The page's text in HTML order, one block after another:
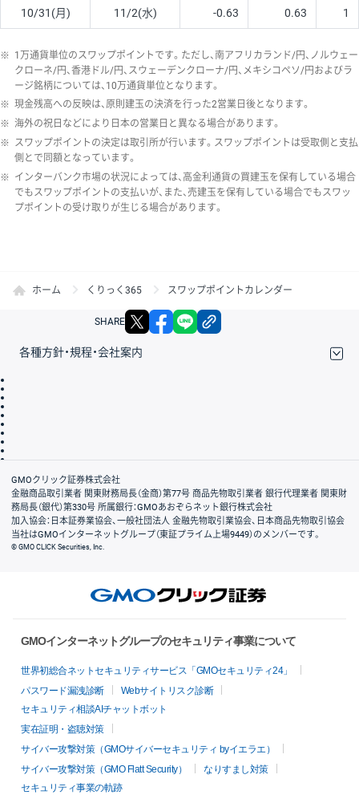
10/31(月) 11/2(水) -0.63 0.63 1
※ 1万通貨単位のスワップポイントです。ただし、南アフリカランド/円、ノルウェー
クローネ/円、香港ドル/円、スウェーデンクローナ/円、メキシコペソ/円およびラ
ージ銘柄については、10万通貨単位となります。
※ 現金残高への反映は、原則建玉の決済を行った2営業日後となります。
※ 海外の祝日などにより日本の営業日と異なる場合があります。
※ スワップポイントの決定は取引所が行います。スワップポイントは受取側と支払
側とで同額となっています。
※ インターバンク市場の状況によっては、高金利通貨の買建玉を保有している場合
でもスワップポイントの支払いが、また、売建玉を保有している場合でもスワッ
プポイントの受け取りが生じる場合があります。
ホーム くりっく365 スワップポイントカレンダー
SHARE X facebook
各種方針・規程・会社案内
会社案内
GMOクリック証券株式会社
金融商品取引業者 関東財務局長（金商）第77号 商品先物取引業者 銀行代理業者 関東財
務局長（銀代）第330号 所属銀行：GMOあおぞらネット銀行株式会社
加入協会：日本証券業協会、一般社団法人 金融先物取引業協会、日本商品先物取引協会
当社はGMOインターネットグループ（東証プライム上場9449）のメンバーです。
© GMO CLICK Securities, Inc.
GMOインターネットグループのセキュリティ事業について
世界初総合ネットセキュリティサービス「GMOセキュリティ24」
パスワード漏洩診断
Webサイトリスク診断
セキュリティ相談AIチャットボット
実在証明・盗聴対策
サイバー攻撃対策（GMOサイバーセキュリティ byイエラエ）
サイバー攻撃対策（GMO Flatt Security）
なりすまし対策
セキュリティ事業の軌跡